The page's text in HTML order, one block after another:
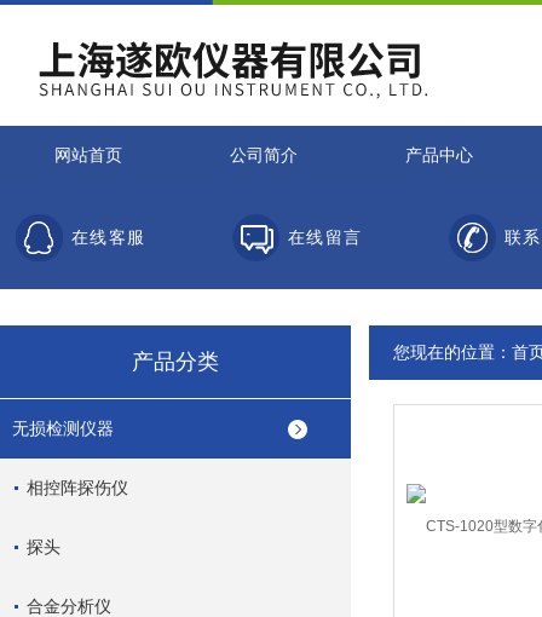
网站首页 公司简介 产品中心
在线客服 在线留言 联
产品分类
无损检测仪器
相控阵探伤仪
探头
合金分析仪
您现在的位置： 首